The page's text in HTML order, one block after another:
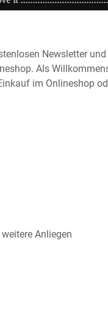
Newsletter
Als
im Onlineshop
Anliegen